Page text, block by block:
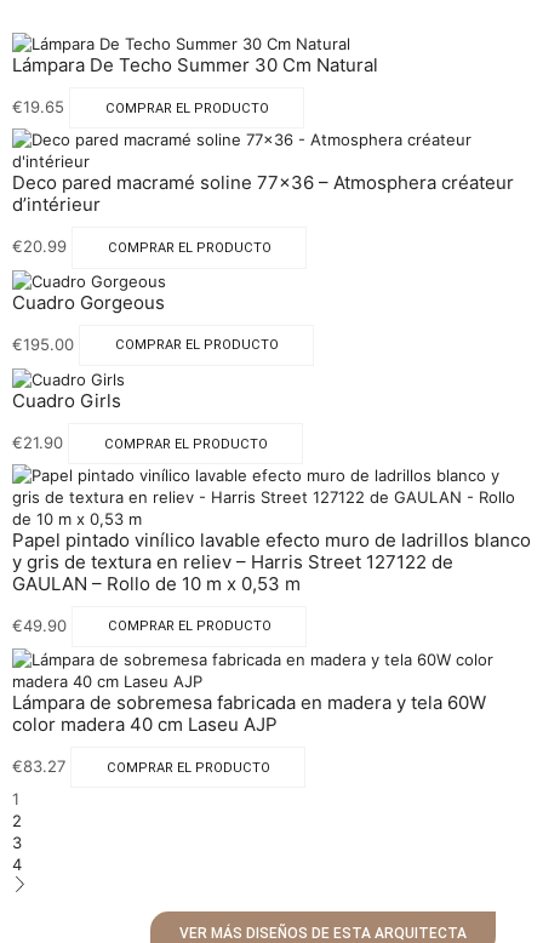
Lámpara De Techo Summer 30 Cm Natural
€19.65 COMPRAR EL PRODUCTO
Deco pared macramé soline 77×36 – Atmosphera créateur
d’intérieur
€20.99 COMPRAR EL PRODUCTO
Cuadro Gorgeous
€195.00 COMPRAR EL PRODUCTO
Cuadro Girls
€21.90 COMPRAR EL PRODUCTO
Papel pintado vinílico lavable efecto muro de ladrillos blanco
y gris de textura en reliev – Harris Street 127122 de
GAULAN – Rollo de 10 m x 0,53 m
€49.90 COMPRAR EL PRODUCTO
Lámpara de sobremesa fabricada en madera y tela 60W
color madera 40 cm Laseu AJP
€83.27 COMPRAR EL PRODUCTO
1
2
3
4
VER MÁS DISEÑOS DE ESTA ARQUITECTA